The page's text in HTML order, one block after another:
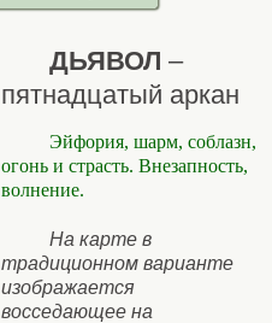
ДЬЯВОЛ –
пятнадцатый аркан
Эйфория, шарм, соблазн,
огонь и страсть. Внезапность,
волнение.
На карте в
традиционном варианте
изображается
восседающее на